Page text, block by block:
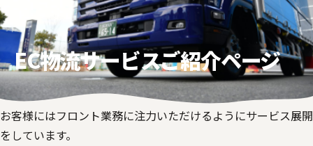
EC物流サービスご紹介ページ
お客様にはフロント業務に注力いただけるようにサービス展開
をしています。